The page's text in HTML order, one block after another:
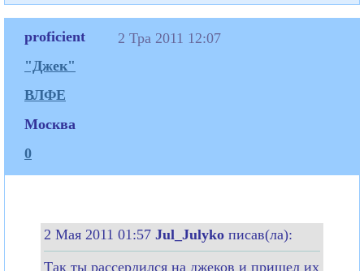
proficient
"Джек"
ВЛФЕ
Москва
0
2 Тра 2011 12:07
2 Мая 2011 01:57 Jul_Julyko писав(ла):
Так ты рассердился на джеков и пришел их